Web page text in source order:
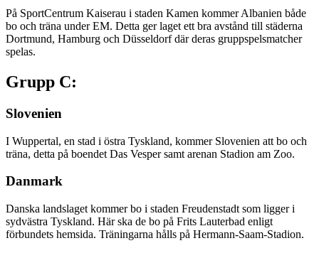
På SportCentrum Kaiserau i staden Kamen kommer Albanien både
bo och träna under EM. Detta ger laget ett bra avstånd till städerna
Dortmund, Hamburg och Düsseldorf där deras gruppspelsmatcher
spelas.
Grupp C:
Slovenien
I Wuppertal, en stad i östra Tyskland, kommer Slovenien att bo och
träna, detta på boendet Das Vesper samt arenan Stadion am Zoo.
Danmark
Danska landslaget kommer bo i staden Freudenstadt som ligger i
sydvästra Tyskland. Här ska de bo på Frits Lauterbad enligt
förbundets hemsida. Träningarna hålls på Hermann-Saam-Stadion.